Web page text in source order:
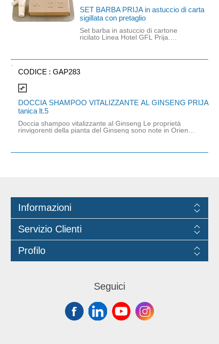
SET BARBA PRIJA in astuccio di carta
sigillata con pretaglio
Set barba in astuccio di cartone
ricilato Linea Hotel GFL Prija.
cortesia uomo prodotto nel rispetto di
rivolto a clienti attenti alla qualità
CODICE : GAP283
compare_arrows
DOCCIA SHAMPOO VITALIZZANTE AL GINSENG PRIJA
tanica lt.5
Doccia shampoo vitalizzante al Ginseng Le proprietà
rinvigorenti della pianta del Ginseng sono note in Oriente
vostra vitalità ed energia. In pratica tabica per rabbocco
Informazioni
Servizio Clienti
Profilo
Seguici